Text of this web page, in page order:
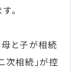
。
母と子が相続
次相続」が控